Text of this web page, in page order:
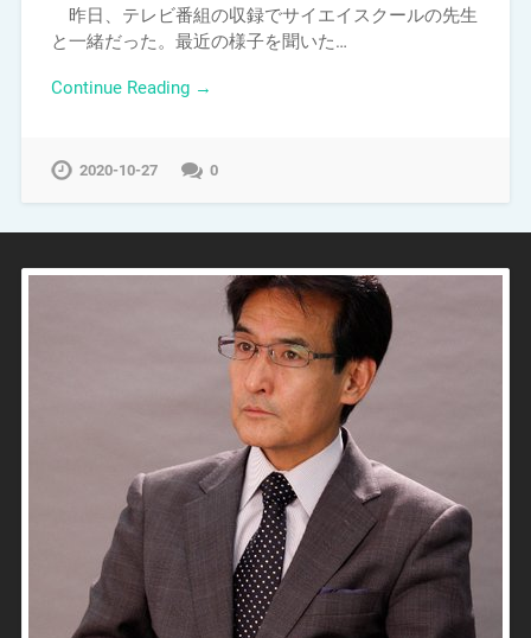
昨日、テレビ番組の収録でサイエイスクールの先生
と一緒だった。最近の様子を聞いた…
Continue Reading →
2020-10-27 0